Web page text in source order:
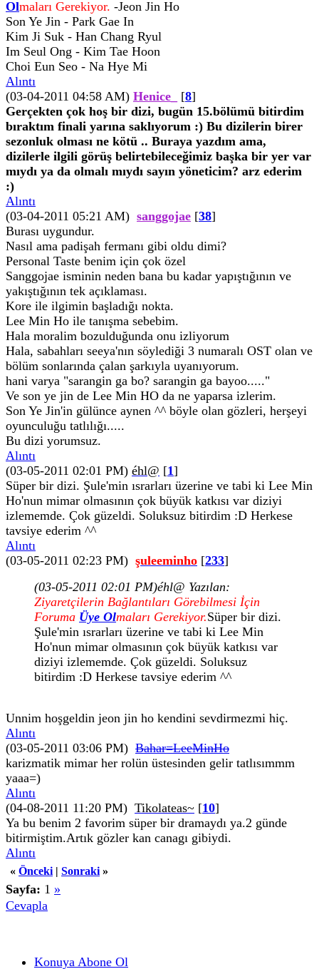
Olmaları Gerekiyor. -Jeon Jin Ho
Son Ye Jin - Park Gae In
Kim Ji Suk - Han Chang Ryul
Im Seul Ong - Kim Tae Hoon
Choi Eun Seo - Na Hye Mi
Alıntı
(03-04-2011 04:58 AM) Henice_ [8]
Gerçekten çok hoş bir dizi, bugün 15.bölümü bitirdim
bıraktım finali yarına saklıyorum :) Bu dizilerin birer
sezonluk olması ne kötü .. Buraya yazdım ama,
dizilerle ilgili görüş belirtebileceğimiz başka bir yer var
mıydı ya da olmalı mıydı sayın yöneticim? arz ederim
:)
Alıntı
(03-04-2011 05:21 AM) sanggojae [38]
Burası uygundur.
Nasıl ama padişah fermanı gibi oldu dimi?
Personal Taste benim için çok özel
Sanggojae isminin neden bana bu kadar yapıştığının ve
yakıştığının tek açıklaması.
Kore ile ilgimin başladığı nokta.
Lee Min Ho ile tanışma sebebim.
Hala moralim bozulduğunda onu izliyorum
Hala, sabahları seeya'nın söylediği 3 numaralı OST olan ve
bölüm sonlarında çalan şarkıyla uyanıyorum.
hani varya "sarangin ga bo? sarangin ga bayoo....."
Ve son ye jin de Lee Min HO da ne yaparsa izlerim.
Son Ye Jin'in gülünce aynen ^^ böyle olan gözleri, herşeyi
oyunculuğu tatlılığı.....
Bu dizi yorumsuz.
Alıntı
(03-05-2011 02:01 PM) éhl@ [1]
Süper bir dizi. Şule'min ısrarları üzerine ve tabi ki Lee Min
Ho'nun mimar olmasının çok büyük katkısı var diziyi
izlememde. Çok güzeldi. Soluksuz bitirdim :D Herkese
tavsiye ederim ^^
Alıntı
(03-05-2011 02:23 PM) şuleeminho [233]
(03-05-2011 02:01 PM)éhl@ Yazılan:
Ziyaretçilerin Bağlantıları Görebilmesi İçin
Foruma Üye Olmaları Gerekiyor.Süper bir dizi.
Şule'min ısrarları üzerine ve tabi ki Lee Min
Ho'nun mimar olmasının çok büyük katkısı var
diziyi izlememde. Çok güzeldi. Soluksuz
bitirdim :D Herkese tavsiye ederim ^^
Unnim hoşgeldin jeon jin ho kendini sevdirmezmi hiç.
Alıntı
(03-05-2011 03:06 PM) Bahar=LeeMinHo
karizmatik mimar her rolün üstesinden gelir tatlısımmm
yaaa=)
Alıntı
(04-08-2011 11:20 PM) Tikolateas~ [10]
Ya bu benim 2 favorim süper bir dramaydı ya.2 günde
bitirmiştim.Artık gözler kan canagı gibiydi.
Alıntı
« Önceki | Sonraki »
Sayfa: 1 »
Cevapla
Konuya Abone Ol